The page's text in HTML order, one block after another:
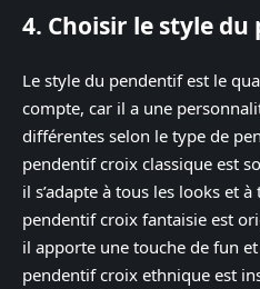
4. Choisir le style
Le style du pendentif est le
compte, car il a une
différentes selon le type de
pendentif croix classique est
il s’adapte à tous les looks et
pendentif croix fantaisie est
il apporte une touche de fun
pendentif croix ethnique est